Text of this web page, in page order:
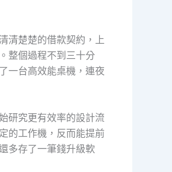
清楚楚的借款契約，上
整個過程不到三十分
一台高效能桌機，連夜
研究更有效率的設計流
的工作機，反而能提前
多存了一筆錢升級軟